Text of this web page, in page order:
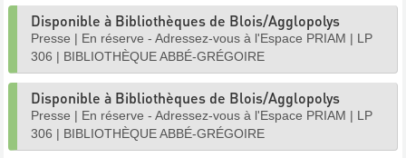
Disponible à Bibliothèques de Blois/Agglopolys
Presse | En réserve - Adressez-vous à l'Espace PRIAM | LP
306 | BIBLIOTHÈQUE ABBÉ-GRÉGOIRE
Disponible à Bibliothèques de Blois/Agglopolys
Presse | En réserve - Adressez-vous à l'Espace PRIAM | LP
306 | BIBLIOTHÈQUE ABBÉ-GRÉGOIRE